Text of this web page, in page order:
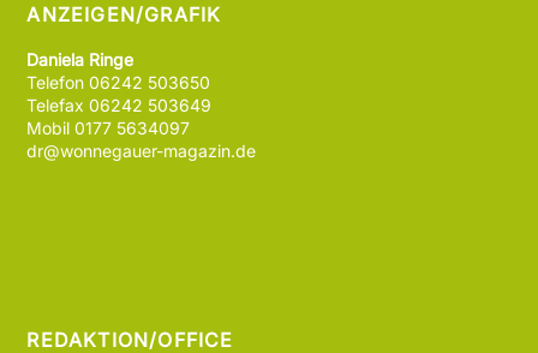
ANZEIGEN/GRAFIK
Daniela Ringe
Telefon 06242 503650
Telefax 06242 503649
Mobil 0177 5634097
dr@wonnegauer-magazin.de
REDAKTION/OFFICE